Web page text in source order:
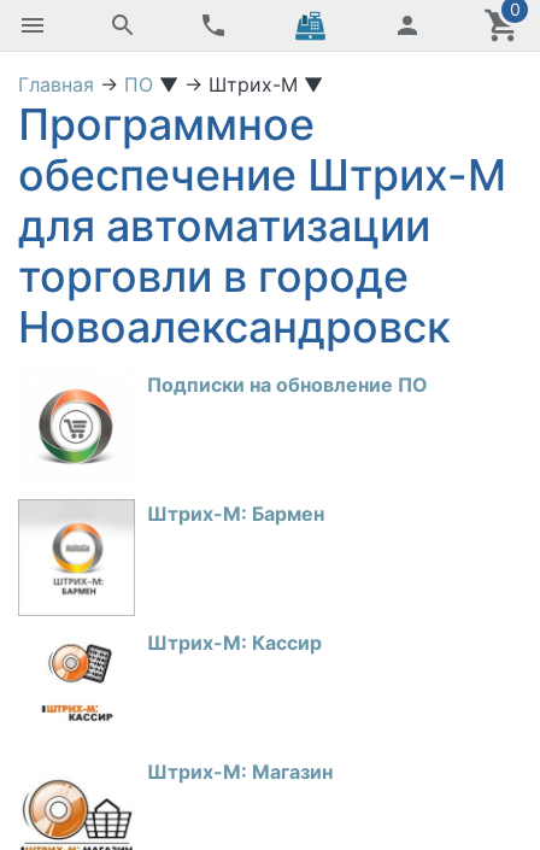
0
Главная → ПО ▼ → Штрих-М ▼
Программное
обеспечение Штрих-М
для автоматизации
торговли в городе
Новоалександровск
Подписки на обновление ПО
Штрих-М: Бармен
Штрих-М: Кассир
Штрих-М: Магазин